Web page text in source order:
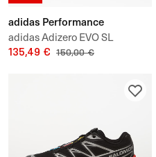
adidas Performance
adidas Adizero EVO SL
135,49 € 150,00 €